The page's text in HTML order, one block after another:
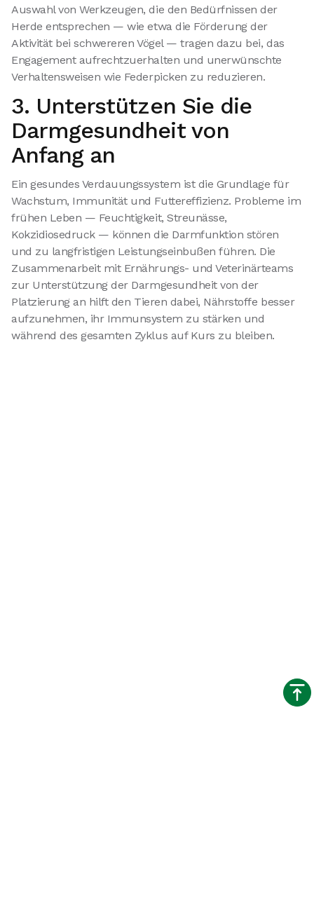
Auswahl von Werkzeugen, die den Bedürfnissen der
Herde entsprechen — wie etwa die Förderung der
Aktivität bei schwereren Vögel — tragen dazu bei, das
Engagement aufrechtzuerhalten und unerwünschte
Verhaltensweisen wie Federpicken zu reduzieren.
3. Unterstützen Sie die
Darmgesundheit von
Anfang an
Ein gesundes Verdauungssystem ist die Grundlage für
Wachstum, Immunität und Futtereffizienz. Probleme im
frühen Leben — Feuchtigkeit, Streunässe,
Kokzidiosedruck — können die Darmfunktion stören
und zu langfristigen Leistungseinbußen führen. Die
Zusammenarbeit mit Ernährungs- und Veterinärteams
zur Unterstützung der Darmgesundheit von der
Platzierung an hilft den Tieren dabei, Nährstoffe besser
aufzunehmen, ihr Immunsystem zu stärken und
während des gesamten Zyklus auf Kurs zu bleiben.